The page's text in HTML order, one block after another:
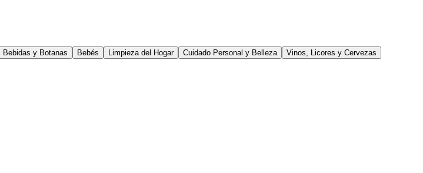
Bebidas y Botanas Bebés Limpieza del Hogar Cuidado Personal y Belleza
Vinos, Licores y Cervezas